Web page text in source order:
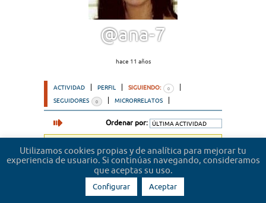
@ana-7
hace 11 años
ACTIVIDAD PERFIL SIGUIENDO: 0
SEGUIDORES 0 MICRORRELATOS
Ordenar por:
Utilizamos cookies propias y de analítica para mejorar tu
experiencia de usuario. Si continúas navegando, consideramos
que aceptas su uso.
Configurar Aceptar